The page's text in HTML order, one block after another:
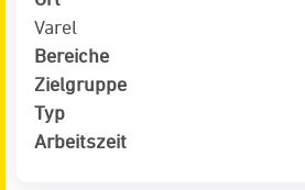
Varel
Bereiche
Zielgruppe
Typ
Arbeitszeit